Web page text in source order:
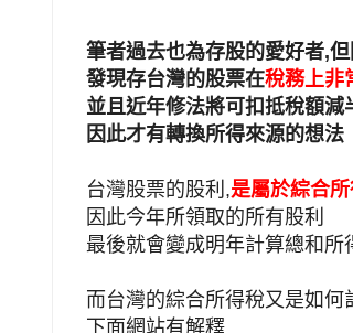
筆者過去也為存股的愛好者,
發現存台灣的股票在稅務上非
並且近年修法將可扣抵稅額減
因此才有轉換所得來源的想法
台灣股票的股利,是屬於綜合
因此今年所領取的所有股利
最後就會變成明年計算總和所
而台灣的綜合所得稅又是如何
下面網站有解釋